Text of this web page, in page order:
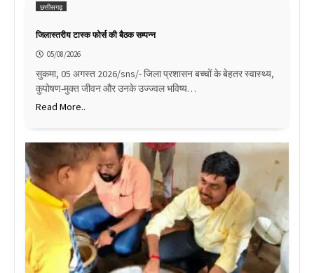
छत्तीसगढ़
जिलास्तरीय टास्क फोर्स की बैठक सम्पन्न
05/08/2026
सुकमा, 05 अगस्त 2026/sns/- जिला प्रशासन बच्चों के बेहतर स्वास्थ्य,
कुपोषण-मुक्त जीवन और उनके उज्ज्वल भविष्य…
Read More..